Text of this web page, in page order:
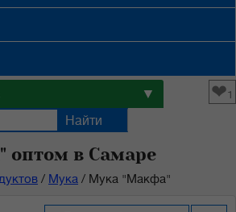
▼ ❤1
в Самаре
/ Мука / Мука "Макфа"